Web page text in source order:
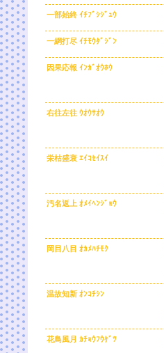
一部始終 ｲﾁﾌﾞｼｼﾞｭｳ
一網打尽 ｲﾁﾓｳﾀﾞｼﾞﾝ
因果応報 ｲﾝｶﾞｵｳﾎｳ
右往左往 ｳｵｳｻｵｳ
栄枯盛衰 ｴｲｺｾｲｽｲ
汚名返上 ｵﾒｲﾍﾝｼﾞｮｳ
岡目八目 ｵｶﾒﾊﾁﾓｸ
温故知新 ｵﾝｺﾁｼﾝ
花鳥風月 ｶﾁｮｳﾌｳｹﾞﾂ